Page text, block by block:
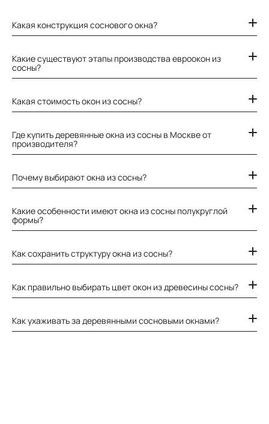
Какая конструкция соснового окна?
Какие существуют этапы производства евроокон из
сосны?
Какая стоимость окон из сосны?
Где купить деревянные окна из сосны в Москве от
производителя?
Почему выбирают окна из сосны?
Какие особенности имеют окна из сосны полукруглой
формы?
Как сохранить структуру окна из сосны?
Как правильно выбирать цвет окон из древесины сосны?
Как ухаживать за деревянными сосновыми окнами?